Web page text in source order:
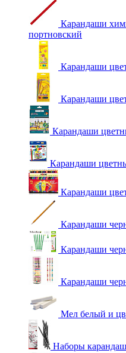
Карандаши
портновский
Карандаши
Карандаши
Карандаши
Карандаши
Карандаши
Карандаши
Карандаши
Карандаши
Мел белый и
Наборы